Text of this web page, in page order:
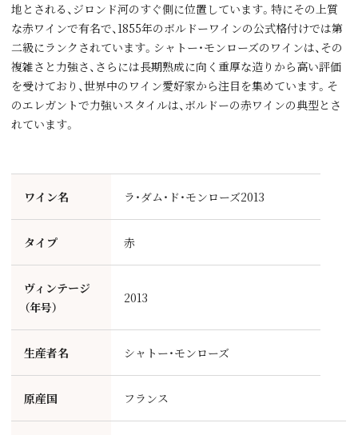
地とされる、ジロンド河のすぐ側に位置しています。特にその上質
な赤ワインで有名で、1855年のボルドーワインの公式格付けでは第
二級にランクされています。シャトー・モンローズのワインは、その
複雑さと力強さ、さらには長期熟成に向く重厚な造りから高い評価
を受けており、世界中のワイン愛好家から注目を集めています。そ
のエレガントで力強いスタイルは、ボルドーの赤ワインの典型とさ
れています。
ワイン名 ラ・ダム・ド・モンローズ2013
タイプ 赤
ヴィンテージ
（年号）
2013
生産者名 シャトー・モンローズ
原産国 フランス